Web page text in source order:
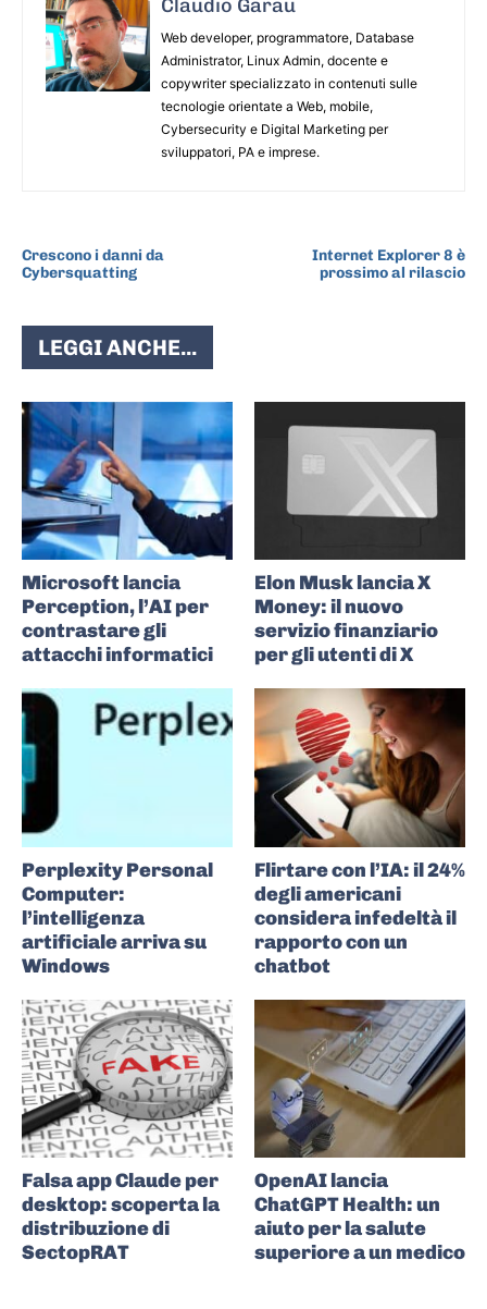
Claudio Garau
Web developer, programmatore, Database
Administrator, Linux Admin, docente e
copywriter specializzato in contenuti sulle
tecnologie orientate a Web, mobile,
Cybersecurity e Digital Marketing per
sviluppatori, PA e imprese.
Crescono i danni da
Cybersquatting
Internet Explorer 8 è
prossimo al rilascio
LEGGI ANCHE...
Microsoft lancia
Perception, l’AI per
contrastare gli
attacchi informatici
Elon Musk lancia X
Money: il nuovo
servizio finanziario
per gli utenti di X
Perplexity Personal
Computer:
l’intelligenza
artificiale arriva su
Windows
Flirtare con l’IA: il 24%
degli americani
considera infedeltà il
rapporto con un
chatbot
Falsa app Claude per
desktop: scoperta la
distribuzione di
SectopRAT
OpenAI lancia
ChatGPT Health: un
aiuto per la salute
superiore a un medico